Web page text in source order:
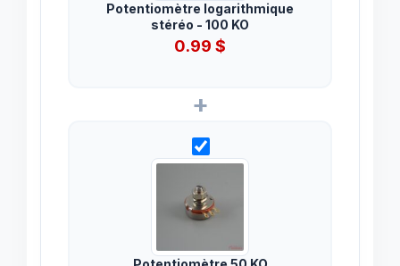
Potentiomètre logarithmique
stéréo - 100 KO
0.99 $
+